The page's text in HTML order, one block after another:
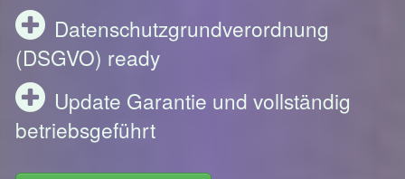
Datenschutzgrundverordnung
(DSGVO) ready
Update Garantie und vollständig
betriebsgeführt